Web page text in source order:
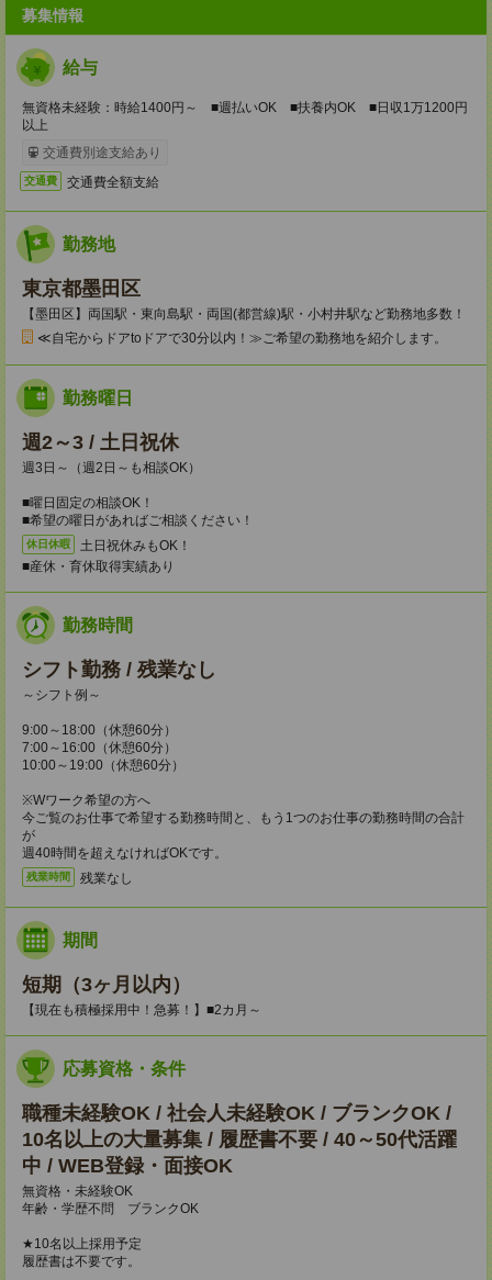
募集情報
給与
無資格未経験：時給1400円～ ■週払いOK ■扶養内OK ■日収1万1200円
以上
交通費別途支給あり
交通費 交通費全額支給
勤務地
東京都墨田区
【墨田区】両国駅・東向島駅・両国(都営線)駅・小村井駅など勤務地多数！
≪自宅からドアtoドアで30分以内！≫ご希望の勤務地を紹介します。
勤務曜日
週2～3 / 土日祝休
週3日～（週2日～も相談OK）
■曜日固定の相談OK！
■希望の曜日があればご相談ください！
休日休暇
土日祝休みもOK！
■産休・育休取得実績あり
勤務時間
シフト勤務 / 残業なし
～シフト例～
9:00～18:00（休憩60分）
7:00～16:00（休憩60分）
10:00～19:00（休憩60分）
※Wワーク希望の方へ
今ご覧のお仕事で希望する勤務時間と、もう1つのお仕事の勤務時間の合計
が
週40時間を超えなければOKです。
残業時間 残業なし
期間
短期（3ヶ月以内）
【現在も積極採用中！急募！】■2カ月～
応募資格・条件
職種未経験OK / 社会人未経験OK / ブランクOK /
10名以上の大量募集 / 履歴書不要 / 40～50代活躍
中 / WEB登録・面接OK
無資格・未経験OK
年齢・学歴不問 ブランクOK
★10名以上採用予定
履歴書は不要です。